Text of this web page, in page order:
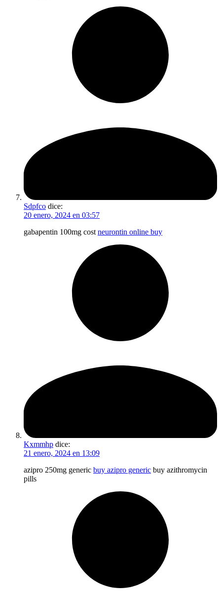
Sdpfco dice:
20 enero, 2024 en 03:57
gabapentin 100mg cost neurontin online buy
Kxmmhp dice:
21 enero, 2024 en 13:09
azipro 250mg generic buy azipro generic buy azithromycin
pills